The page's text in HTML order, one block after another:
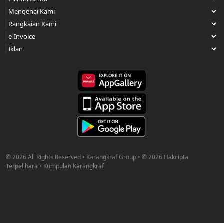
© 2026 All Rights Reserved • Karangkraf Group • © 2026 Hakcipta
Terpelihara • Kumpulan Karangkraf